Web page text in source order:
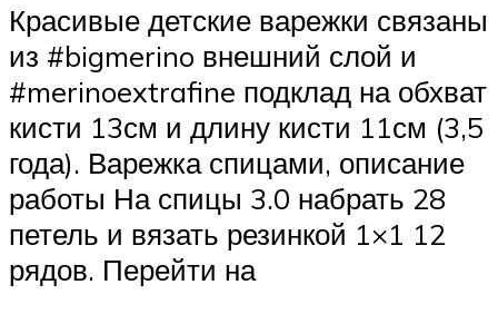
Красивые детские варежки связаны
из #bigmerino внешний слой и
#merinoextrafine подклад на обхват
кисти 13см и длину кисти 11см (3,5
года). Варежка спицами, описание
работы На спицы 3.0 набрать 28
петель и вязать резинкой 1×1 12
рядов. Перейти на